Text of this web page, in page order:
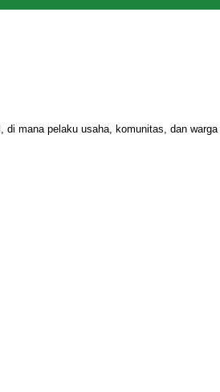
di mana pelaku usaha, komunitas, dan